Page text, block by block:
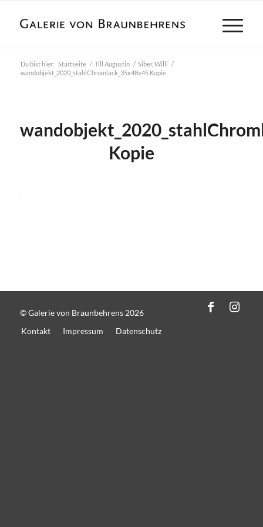
Du bist hier: Startseite / Till Augustin / Siber, Willi /
wandobjekt_2020_stahlChromlack_35x48x45 Kopie
Kopie
© Galerie von Braunbehrens 2026
Kontakt
Impressum Datenschutz